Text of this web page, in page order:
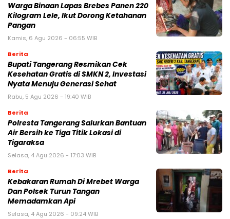
Warga Binaan Lapas Brebes Panen 220
Kilogram Lele, Ikut Dorong Ketahanan
Pangan
Kamis, 6 Agu 2026 - 06:55 WIB
Berita
‎Bupati Tangerang Resmikan Cek
Kesehatan Gratis di SMKN 2, Investasi
Nyata Menuju Generasi Sehat
Rabu, 5 Agu 2026 - 19:40 WIB
Berita
Polresta Tangerang Salurkan Bantuan
Air Bersih ke Tiga Titik Lokasi di
Tigaraksa
Selasa, 4 Agu 2026 - 17:03 WIB
Berita
Kebakaran Rumah Di Mrebet Warga
Dan Polsek Turun Tangan
Memadamkan Api
Selasa, 4 Agu 2026 - 09:24 WIB